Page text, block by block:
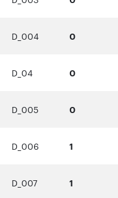
D_004 0
D_04 0
D_005 0
D_006 1
D_007 1